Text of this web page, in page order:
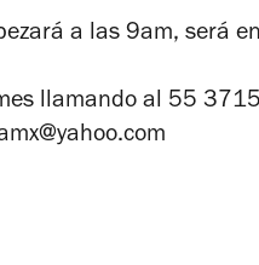
a las 9am, será
llamando al 55